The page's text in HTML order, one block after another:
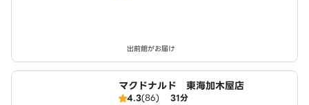
出前館がお届け
マクドナルド 東海加木屋店
4.3(86) 31分